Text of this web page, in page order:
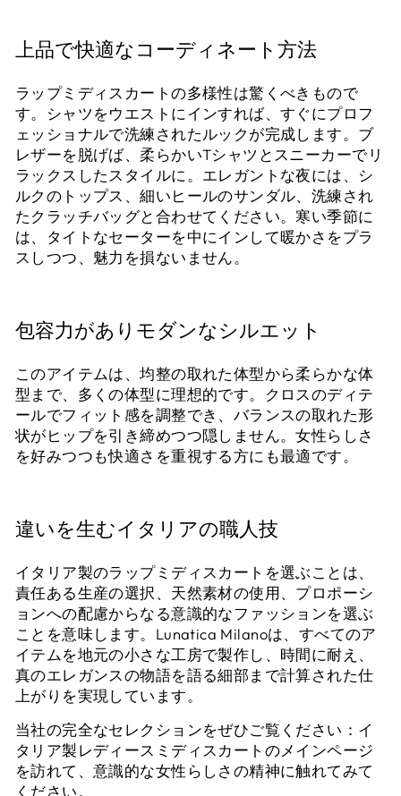
上品で快適なコーディネート方法
ラップミディスカートの多様性は驚くべきもので
す。シャツをウエストにインすれば、すぐにプロフ
ェッショナルで洗練されたルックが完成します。ブ
レザーを脱げば、柔らかいTシャツとスニーカーでリ
ラックスしたスタイルに。エレガントな夜には、シ
ルクのトップス、細いヒールのサンダル、洗練され
たクラッチバッグと合わせてください。寒い季節に
は、タイトなセーターを中にインして暖かさをプラ
スしつつ、魅力を損ないません。
包容力がありモダンなシルエット
このアイテムは、均整の取れた体型から柔らかな体
型まで、多くの体型に理想的です。クロスのディテ
ールでフィット感を調整でき、バランスの取れた形
状がヒップを引き締めつつ隠しません。女性らしさ
を好みつつも快適さを重視する方にも最適です。
違いを生むイタリアの職人技
イタリア製のラップミディスカートを選ぶことは、
責任ある生産の選択、天然素材の使用、プロポーシ
ョンへの配慮からなる意識的なファッションを選ぶ
ことを意味します。Lunatica Milanoは、すべてのア
イテムを地元の小さな工房で製作し、時間に耐え、
真のエレガンスの物語を語る細部まで計算された仕
上がりを実現しています。
当社の完全なセレクションをぜひご覧ください：イ
タリア製レディースミディスカートのメインページ
を訪れて、意識的な女性らしさの精神に触れてみて
ください。